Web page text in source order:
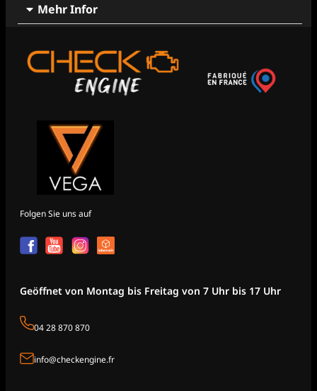
Mehr Infor
Folgen Sie uns auf
Geöffnet von Montag bis Freitag von 7 Uhr bis 17 Uhr
04 28 870 870
info@checkengine.fr